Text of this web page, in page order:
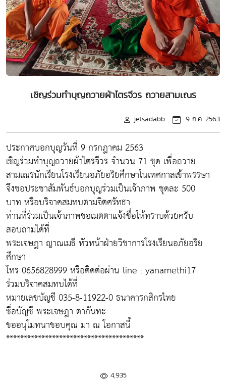
เชิญร่วมทำบุญถวายผ้าไตรจีวร ถวายสามเณร
jetsadabb 9 ก.ค. 2563
ประกาศบอกบุญวันที่ 9 กรกฎาคม 2563
เชิญร่วมทำบุญถวายผ้าไตรจีวร จำนวน 71 ชุด เพื่อถวาย
สามเณรนักเรียนโรงเรียนอภัยอริยศึกษาในเทศกาลเข้าพรรษา
จึงขอประชาสัมพันธ์บอกบุญร่วมเป็นเจ้าภาพ ชุดละ 500
บาท หรือบริจาคสมทบตามจิตศรัทธา
ท่านที่ร่วมเป็นเจ้าภาพขอเมตตาแจ้งชื่อให้ทราบด้วยครับ
สอบถามได้ที่
พระเจษฎา ญาณเมธี หัวหน้าฝ่ายวิชาการโรงเรียนอภัยอริย
ศึกษา
โทร 0656828999 หรือติดต่อผ่าน line : yanamethi17
ร่วมบริจาคสมทบได้ที่
หมายเลขบัญชี 035-8-11922-0 ธนาคารกสิกรไทย
ชื่อบัญชี พระเจษฎา ตากันทะ
ขออนุโมทนาขอบคุณ มา ณ โอกาสนี้
***************************************
4,935